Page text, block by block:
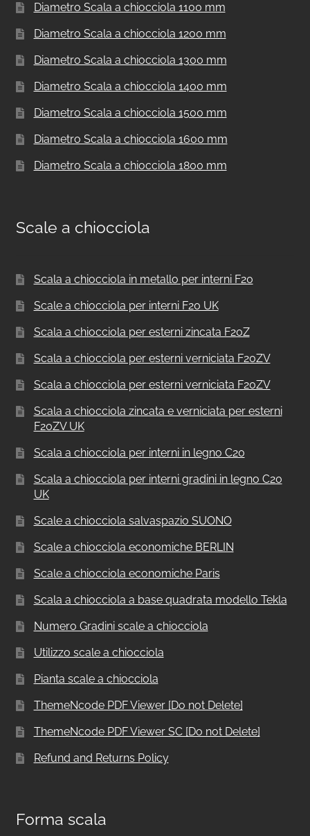
Diametro Scala a chiocciola 1100 mm
Diametro Scala a chiocciola 1200 mm
Diametro Scala a chiocciola 1300 mm
Diametro Scala a chiocciola 1400 mm
Diametro Scala a chiocciola 1500 mm
Diametro Scala a chiocciola 1600 mm
Diametro Scala a chiocciola 1800 mm
Scale a chiocciola
Scala a chiocciola in metallo per interni F20
Scale a chiocciola per interni F20 UK
Scala a chiocciola per esterni zincata F20Z
Scala a chiocciola per esterni verniciata F20ZV
Scala a chiocciola per esterni verniciata F20ZV
Scala a chiocciola zincata e verniciata per esterni
F20ZV UK
Scala a chiocciola per interni in legno C20
Scala a chiocciola per interni gradini in legno C20
UK
Scale a chiocciola salvaspazio SUONO
Scale a chiocciola economiche BERLIN
Scale a chiocciola economiche Paris
Scala a chiocciola a base quadrata modello Tekla
Numero Gradini scale a chiocciola
Utilizzo scale a chiocciola
Pianta scale a chiocciola
ThemeNcode PDF Viewer [Do not Delete]
ThemeNcode PDF Viewer SC [Do not Delete]
Refund and Returns Policy
Forma scala